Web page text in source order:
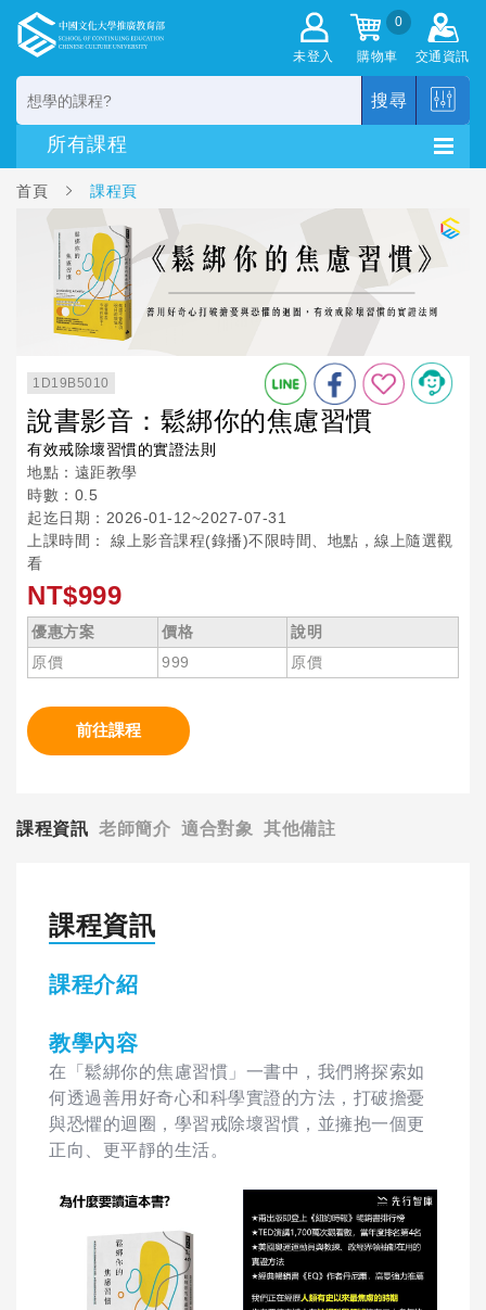
未登入
0
購物車 交通資訊
搜尋
首頁 課程頁
1D19B5010
說書影音：鬆綁你的焦慮習慣
有效戒除壞習慣的實證法則
地點：遠距教學
時數：0.5
起迄日期：2026-01-12~2027-07-31
上課時間： 線上影音課程(錄播)不限時間、地點，線上隨選觀
看
NT$999
優惠方案 價格
說明
原價
999 原價
前往課程
課程資訊 老師簡介 適合對象 其他備註
課程資訊
課程介紹
教學內容
在「鬆綁你的焦慮習慣」一書中，我們將探索如
何透過善用好奇心和科學實證的方法，打破擔憂
與恐懼的迴圈，學習戒除壞習慣，並擁抱一個更
正向、更平靜的生活。